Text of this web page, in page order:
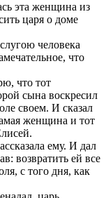
эта женщина из
царя о доме
человека
что
что тот
сына воскресил
своем. И сказал
женщина и тот
ему. И дал
возвратить ей все
с того дня, как